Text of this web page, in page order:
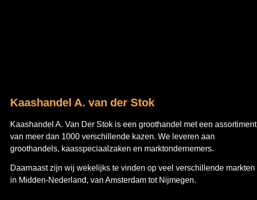
Kaashandel A. van der Stok
Kaashandel A. Van Der Stok is een groothandel met een assortiment
van meer dan 1000 verschillende kazen. We leveren aan
groothandels, kaasspeciaalzaken en marktondernemers.
Daarnaast zijn wij wekelijks te vinden op veel verschillende markten
in Midden-Nederland, van Amsterdam tot Nijmegen.